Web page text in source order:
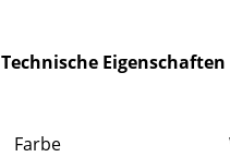
Technische Eigenschaften
Farbe